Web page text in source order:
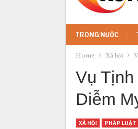
TRONG NƯỚC
Home Xã hội
Vụ
Diễm
XÃ HỘI PHÁP LUẬT